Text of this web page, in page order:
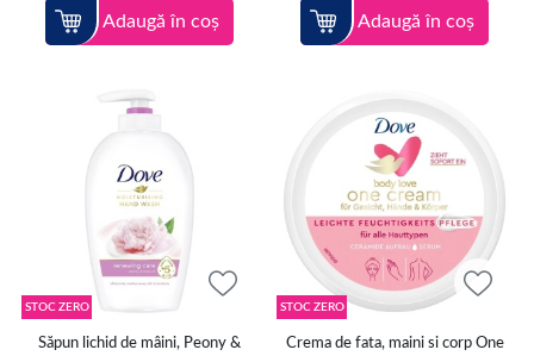
Adaugă în coș Adaugă în coș
STOC ZERO
Săpun lichid de mâini, Peony &
STOC ZERO
Crema de fata, maini si corp One